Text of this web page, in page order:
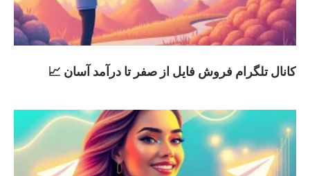
کانال تلگرام فروش فایل از صفر تا درآمد آسان 📈